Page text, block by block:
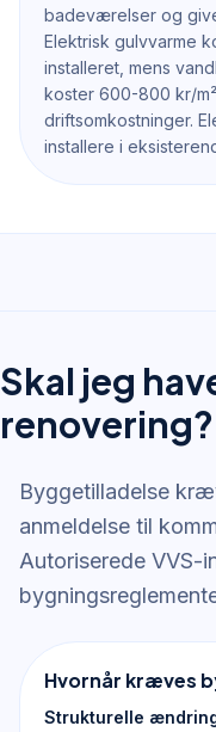
badeværelser og
Elektrisk gulvvarme
installeret, mens
koster 600-800 kr/
driftsomkostninger.
installere i
Skal jeg
renovering?
Byggetilladelse
anmeldelse til
Autoriserede VVS-
Hvornår kræves
Strukturelle